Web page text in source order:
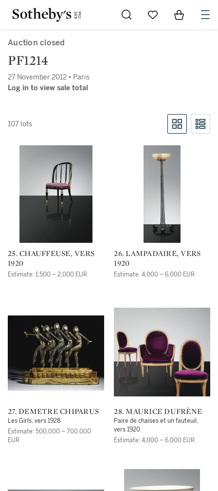
Go to My Favorites
Items in
Auction closed
PF1214
27 November 2012 • Paris
Log in to view sale total
107 lots
25. CHAUFFEUSE, VERS
1920
Estimate: 1,500 – 2,000 EUR
26. LAMPADAIRE, VERS
1920
Estimate: 4,000 – 6,000 EUR
27. DEMETRE CHIPARUS
Les Girls, vers 1928
Estimate: 500,000 – 700,000
EUR
28. MAURICE DUFRÈNE
Paire de chaises et un fauteuil,
vers 1920
Estimate: 4,000 – 6,000 EUR